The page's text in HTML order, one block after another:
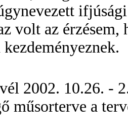
volt az érzésem,
2002. 10.26. -
műsorterve a